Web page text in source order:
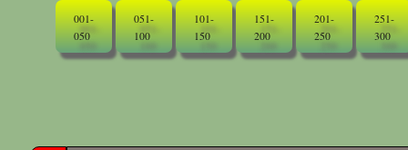
001-
050
051-
100
101-
150
151-
200
201-
250
251-
300